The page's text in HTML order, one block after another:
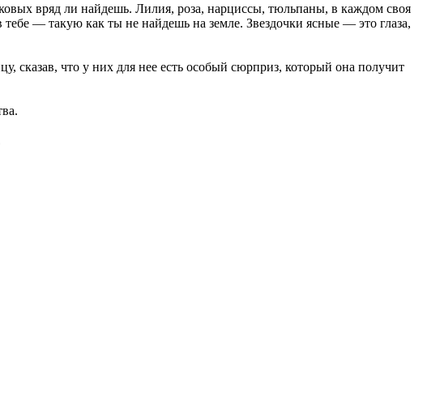
вряд ли найдешь. Лилия, роза, нарциссы, тюльпаны, в каждом своя
— такую как ты не найдешь на земле. Звездочки ясные — это глаза,
что у них для нее есть особый сюрприз, который она получит